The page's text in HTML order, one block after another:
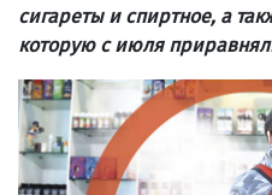
сигареты и спиртное, а
которую с июля